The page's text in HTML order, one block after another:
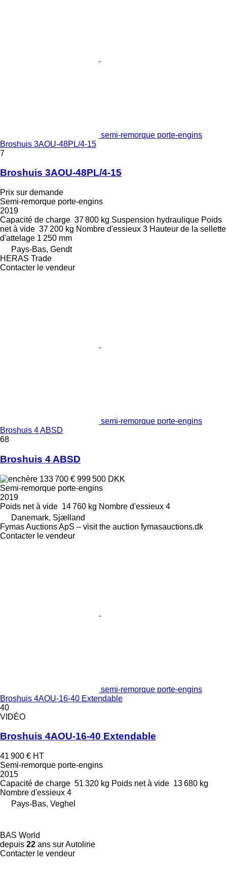
semi-remorque porte-engins
Broshuis 3AOU-48PL/4-15
7
Broshuis 3AOU-48PL/4-15
Prix sur demande
Semi-remorque porte-engins
2019
Capacité de charge 37 800 kg Suspension hydraulique Poids
net à vide 37 200 kg Nombre d'essieux 3 Hauteur de la sellette
d'attelage 1 250 mm
Pays-Bas, Gendt
HERAS Trade
Contacter le vendeur
semi-remorque porte-engins
Broshuis 4 ABSD
68
Broshuis 4 ABSD
133 700 € 999 500 DKK
Semi-remorque porte-engins
2019
Poids net à vide 14 760 kg Nombre d'essieux 4
Danemark, Sjælland
Fymas Auctions ApS – visit the auction fymasauctions.dk
Contacter le vendeur
semi-remorque porte-engins
Broshuis 4AOU-16-40 Extendable
40
VIDÉO
Broshuis 4AOU-16-40 Extendable
41 900 € HT
Semi-remorque porte-engins
2015
Capacité de charge 51 320 kg Poids net à vide 13 680 kg
Nombre d'essieux 4
Pays-Bas, Veghel
BAS World
depuis 22 ans sur Autoline
Contacter le vendeur